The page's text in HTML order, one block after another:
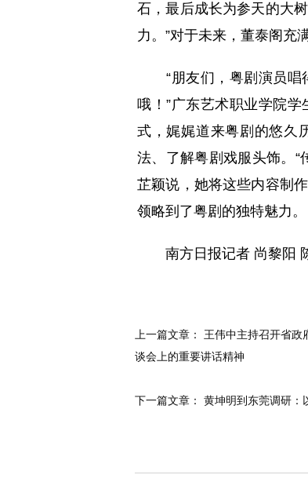
石，最后成长为参天的大
力。”对于未来，董泰阁充
“朋友们，粤剧演员唱
哦！”广东艺术职业学院
式，娓娓道来粤剧的悠久
法、了解粤剧戏服头饰。“
芷颖说，她将这些内容制
领略到了粤剧的独特魅力。
南方日报记者 尚黎阳
上一篇文章： 王伟中主持召开省政
谈会上的重要讲话精神
下一篇文章： 黄坤明到东莞调研：